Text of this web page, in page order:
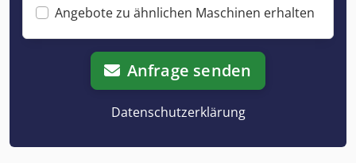
Angebote zu ähnlichen Maschinen erhalten
Anfrage senden
Datenschutzerklärung